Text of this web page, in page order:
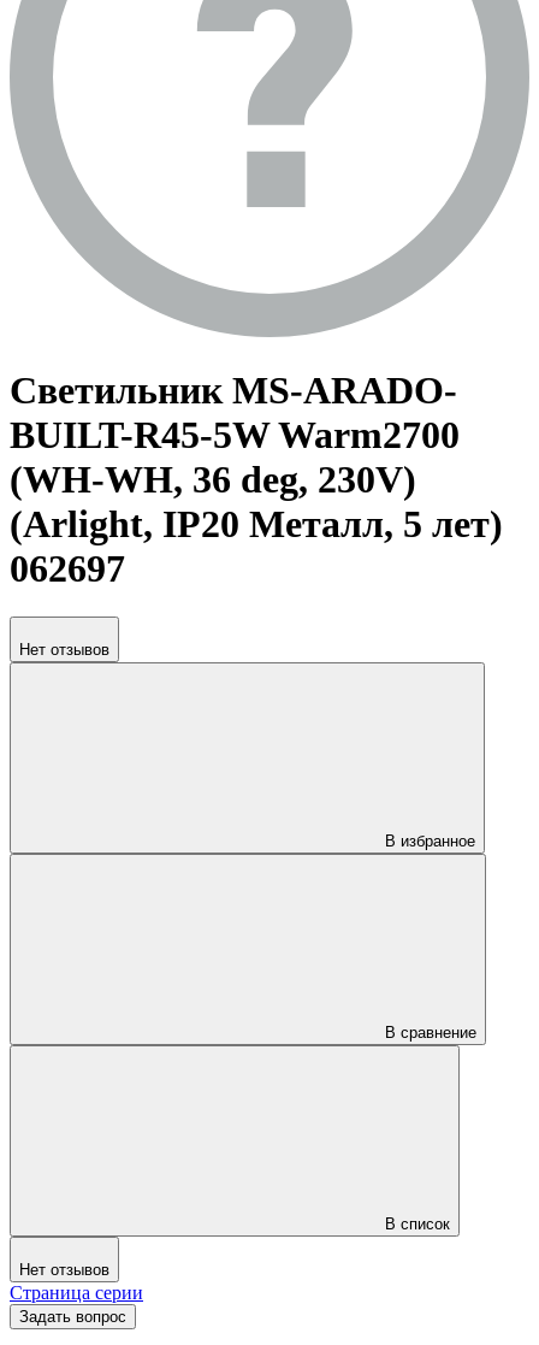
Светильник MS-ARADO-
BUILT-R45-5W Warm2700
(WH-WH, 36 deg, 230V)
(Arlight, IP20 Металл, 5 лет)
062697
Нет отзывов
В избранное
В сравнение
В список
Нет отзывов
Страница серии
Задать вопрос